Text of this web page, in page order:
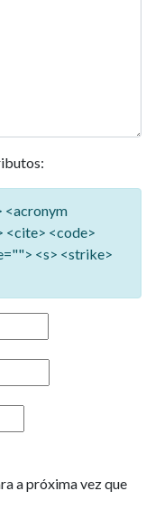
<code>
<s> <strike>
a próxima vez que